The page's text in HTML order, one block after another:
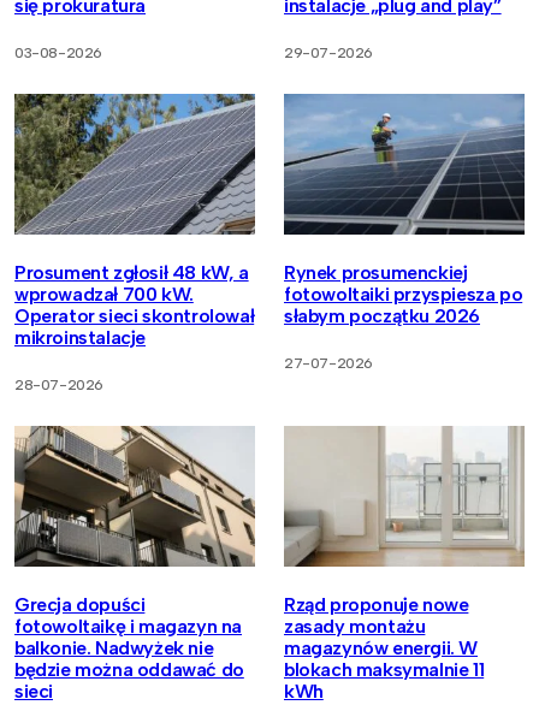
się prokuratura
03-08-2026
instalacje „plug and play”
29-07-2026
Prosument zgłosił 48 kW, a
wprowadzał 700 kW.
Operator sieci skontrolował
mikroinstalacje
28-07-2026
Rynek prosumenckiej
fotowoltaiki przyspiesza po
słabym początku 2026
27-07-2026
Grecja dopuści
fotowoltaikę i magazyn na
balkonie. Nadwyżek nie
będzie można oddawać do
sieci
Rząd proponuje nowe
zasady montażu
magazynów energii. W
blokach maksymalnie 11
kWh